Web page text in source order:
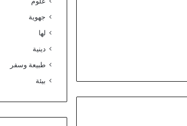
جهوية
لها
دينية
طبيعة وسفر
بيئة